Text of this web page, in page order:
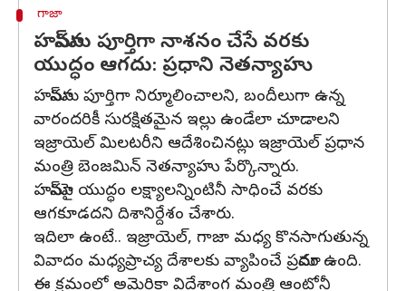
గాజా
హమాస్‌ను పూర్తిగా నాశనం చేసే వరకు
యుద్ధం ఆగదు: ప్రధాని నెతన్యాహు
హమాస్‌ను పూర్తిగా నిర్మూలించాలని, బందీలుగా ఉన్న
వారందరికీ సురక్షితమైన ఇల్లు ఉండేలా చూడాలని
ఇజ్రాయెల్ మిలటరీని ఆదేశించినట్లు ఇజ్రాయెల్ ప్రధాన
మంత్రి బెంజమిన్ నెతన్యాహు పేర్కొన్నారు.
హమాస్‌పై యుద్ధం లక్ష్యాలన్నింటినీ సాధించే వరకు
ఆగకూడదని దిశానిర్దేశం చేశారు.
ఇదిలా ఉంటే.. ఇజ్రాయెల్, గాజా మధ్య కొనసాగుతున్న
వివాదం మధ్యప్రాచ్య దేశాలకు వ్యాపించే ప్రమాదం ఉంది.
ఈ క్రమంలో అమెరికా విదేశాంగ మంత్రి ఆంటోనీ